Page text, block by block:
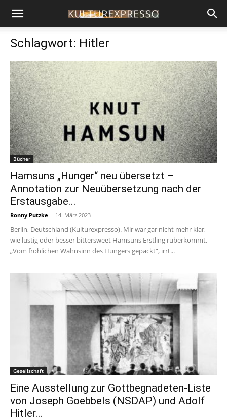
Schlagwort: Hitler
Bücher
Hamsuns „Hunger“ neu übersetzt –
Annotation zur Neuübersetzung nach der
Erstausgabe...
Ronny Putzke - 14. März 2023
Berlin, Deutschland (Kulturexpresso). Mir war gar nicht mehr klar,
wie lustig oder besser bittersweet Hamsuns Erstling rüberkommt.
„Vom fröhlichen Wahnsinn des Hungers gepackt“, irrt...
Gesellschaft
Eine Ausstellung zur Gottbegnadeten-Liste
von Joseph Goebbels (NSDAP) und Adolf
Hitler...